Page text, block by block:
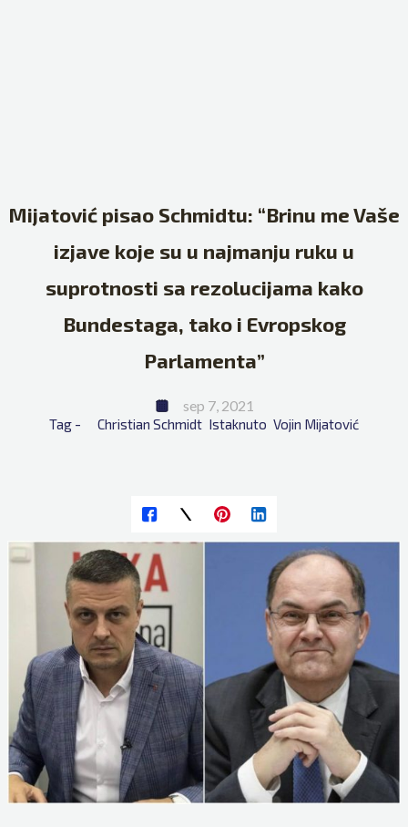
Mijatović pisao Schmidtu: “Brinu me Vaše
izjave koje su u najmanju ruku u
suprotnosti sa rezolucijama kako
Bundestaga, tako i Evropskog
Parlamenta”
sep 7, 2021
Tag - Christian Schmidt Istaknuto Vojin Mijatović